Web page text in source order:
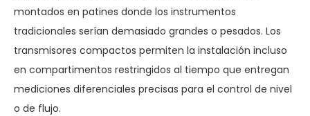
montados en patines donde los instrumentos
tradicionales serían demasiado grandes o pesados. Los
transmisores compactos permiten la instalación incluso
en compartimentos restringidos al tiempo que entregan
mediciones diferenciales precisas para el control de nivel
o de flujo.